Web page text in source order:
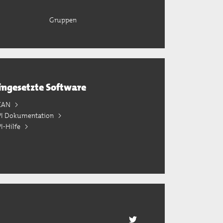
Gruppen
Software
Dokumentation
Hilfe